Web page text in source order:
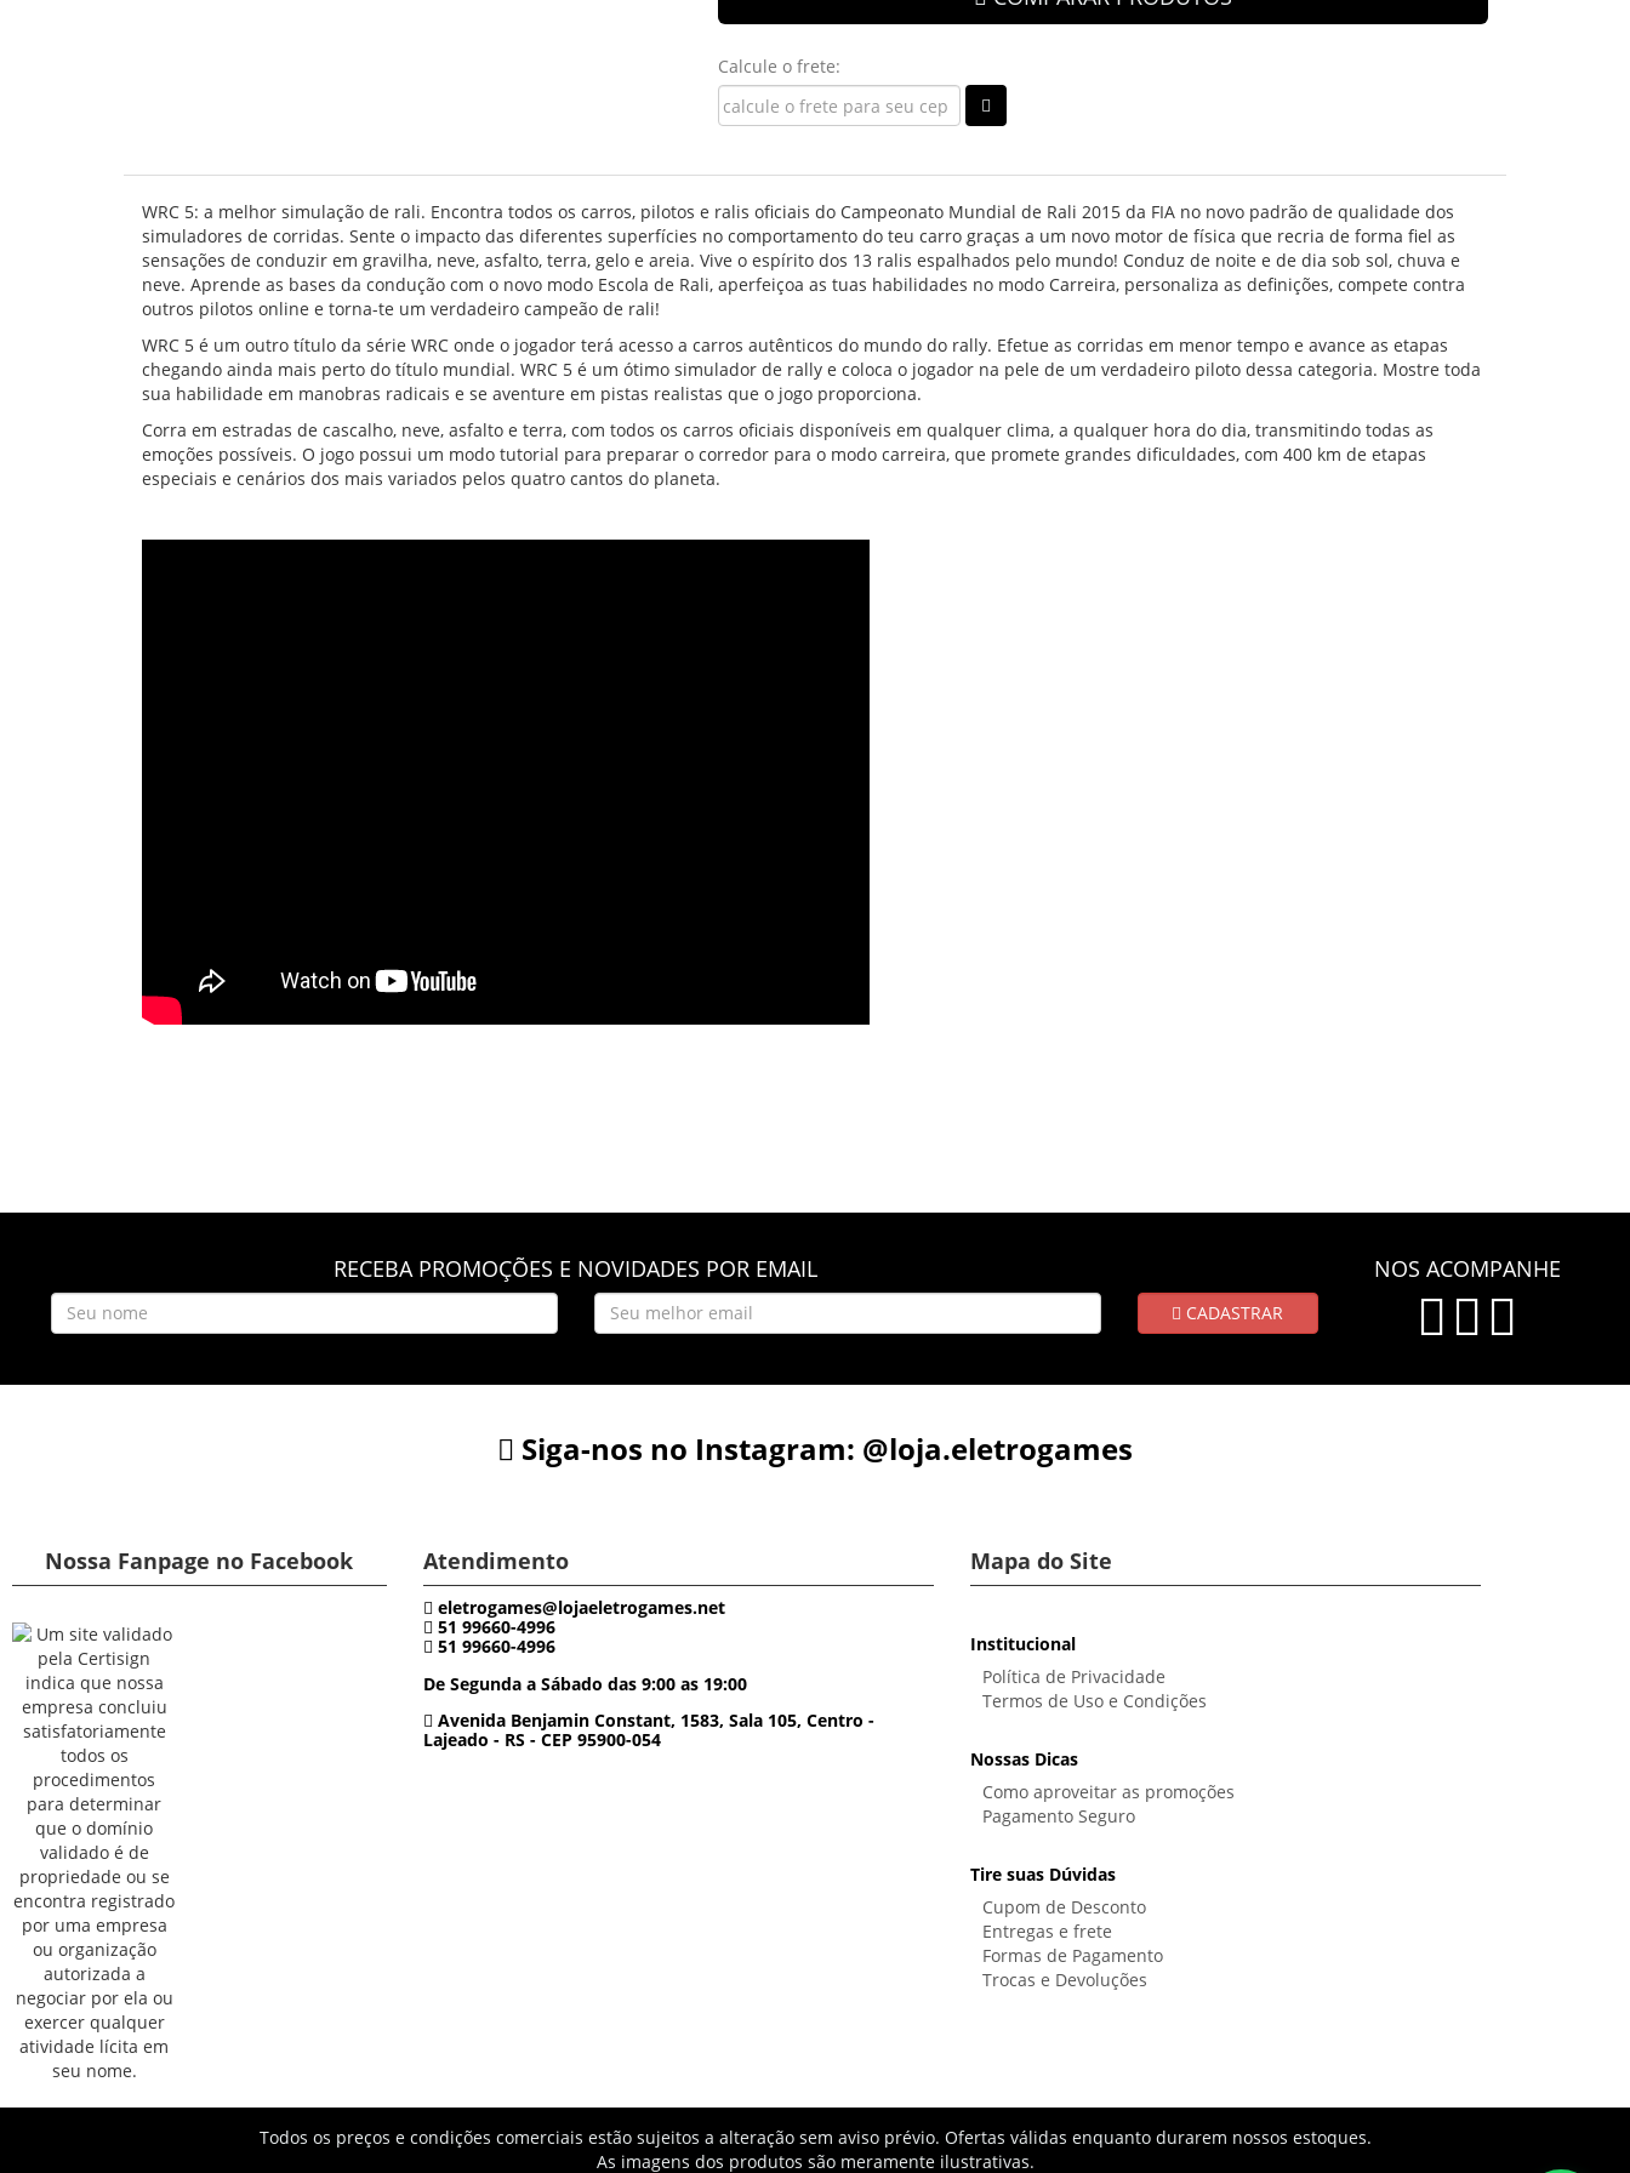
Calcule o frete:
WRC 5: a melhor simulação de rali. Encontra todos os carros, pilotos e ralis oficiais do Campeonato Mundial de Rali 2015 da FIA no novo padrão de qualidade dos
simuladores de corridas. Sente o impacto das diferentes superfícies no comportamento do teu carro graças a um novo motor de física que recria de forma fiel as
sensações de conduzir em gravilha, neve, asfalto, terra, gelo e areia. Vive o espírito dos 13 ralis espalhados pelo mundo! Conduz de noite e de dia sob sol, chuva e
neve. Aprende as bases da condução com o novo modo Escola de Rali, aperfeiçoa as tuas habilidades no modo Carreira, personaliza as definições, compete contra
outros pilotos online e torna-te um verdadeiro campeão de rali!
WRC 5 é um outro título da série WRC onde o jogador terá acesso a carros autênticos do mundo do rally. Efetue as corridas em menor tempo e avance as etapas
chegando ainda mais perto do título mundial. WRC 5 é um ótimo simulador de rally e coloca o jogador na pele de um verdadeiro piloto dessa categoria. Mostre toda
sua habilidade em manobras radicais e se aventure em pistas realistas que o jogo proporciona.
Corra em estradas de cascalho, neve, asfalto e terra, com todos os carros oficiais disponíveis em qualquer clima, a qualquer hora do dia, transmitindo todas as
emoções possíveis. O jogo possui um modo tutorial para preparar o corredor para o modo carreira, que promete grandes dificuldades, com 400 km de etapas
especiais e cenários dos mais variados pelos quatro cantos do planeta.
RECEBA PROMOÇÕES E NOVIDADES POR EMAIL
CADASTRAR
NOS ACOMPANHE
Siga-nos no Instagram: @loja.eletrogames
Nossa Fanpage no Facebook Atendimento
eletrogames@lojaeletrogames.net
51 99660-4996
51 99660-4996
De Segunda a Sábado das 9:00 as 19:00
Avenida Benjamin Constant, 1583, Sala 105, Centro -
Lajeado - RS - CEP 95900-054
Mapa do Site
Institucional
Política de Privacidade
Termos de Uso e Condições
Nossas Dicas
Como aproveitar as promoções
Pagamento Seguro
Tire suas Dúvidas
Cupom de Desconto
Entregas e frete
Formas de Pagamento
Trocas e Devoluções
Todos os preços e condições comerciais estão sujeitos a alteração sem aviso prévio. Ofertas válidas enquanto durarem nossos estoques.
As imagens dos produtos são meramente ilustrativas.